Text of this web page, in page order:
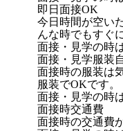
即日面接OK
今日時間が空い
んな時でもすぐ
面接・見学の時
面接・見学服装
面接時の服装は
服装でOKです。
面接・見学の時
面接時交通費
面接時の交通費